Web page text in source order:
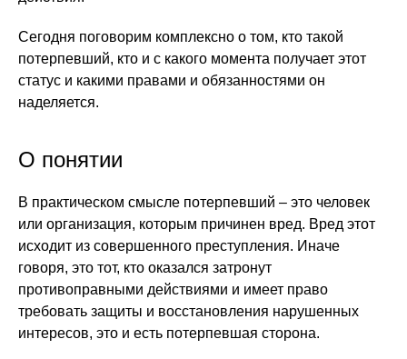
Сегодня поговорим комплексно о том, кто такой
потерпевший, кто и с какого момента получает этот
статус и какими правами и обязанностями он
наделяется.
О понятии
В практическом смысле потерпевший – это человек
или организация, которым причинен вред. Вред этот
исходит из совершенного преступления. Иначе
говоря, это тот, кто оказался затронут
противоправными действиями и имеет право
требовать защиты и восстановления нарушенных
интересов, это и есть потерпевшая сторона.